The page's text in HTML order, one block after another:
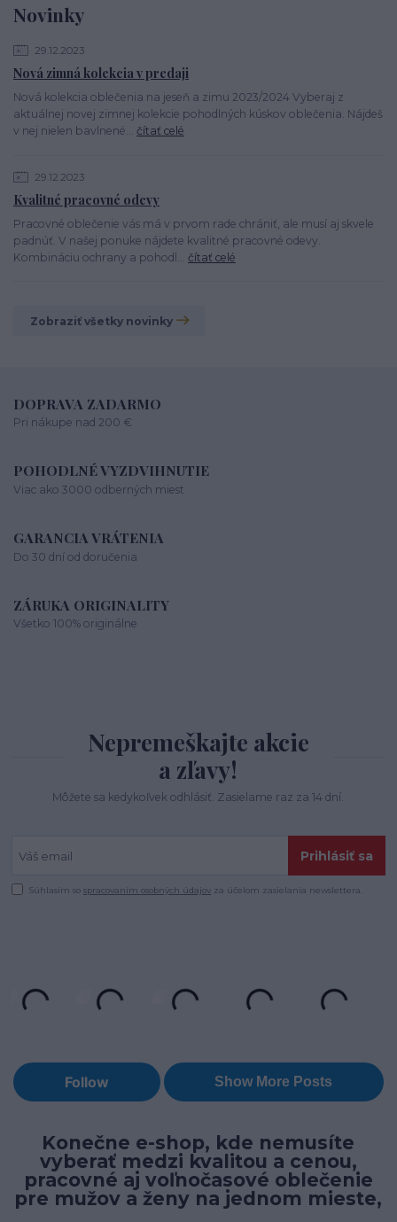
Novinky
29.12.2023
Nová zimná kolekcia v predaji
Nová kolekcia oblečenia na jeseň a zimu 2023/2024 Vyberaj z
aktuálnej novej zimnej kolekcie pohodlných kúskov oblečenia. Nájdeš
v nej nielen bavlnené... čítať celé
29.12.2023
Kvalitné pracovné odevy
Pracovné oblečenie vás má v prvom rade chrániť, ale musí aj skvele
padnúť. V našej ponuke nájdete kvalitné pracovné odevy.
Kombináciu ochrany a pohodl... čítať celé
Zobraziť všetky novinky
DOPRAVA ZADARMO
Pri nákupe nad 200 €
POHODLNÉ VYZDVIHNUTIE
Viac ako 3000 odberných miest
GARANCIA VRÁTENIA
Do 30 dní od doručenia
ZÁRUKA ORIGINALITY
Všetko 100% originálne
Nepremeškajte akcie
a zľavy!
Môžete sa kedykoľvek odhlásiť. Zasielame raz za 14 dní.
Prihlásiť sa
Súhlasím sospracovaním osobných údajov za účelom zasielania newslettera.
Konečne e-shop, kde nemusíte
vyberať medzi kvalitou a cenou,
pracovné aj voľnočasové oblečenie
pre mužov a ženy na jednom mieste,